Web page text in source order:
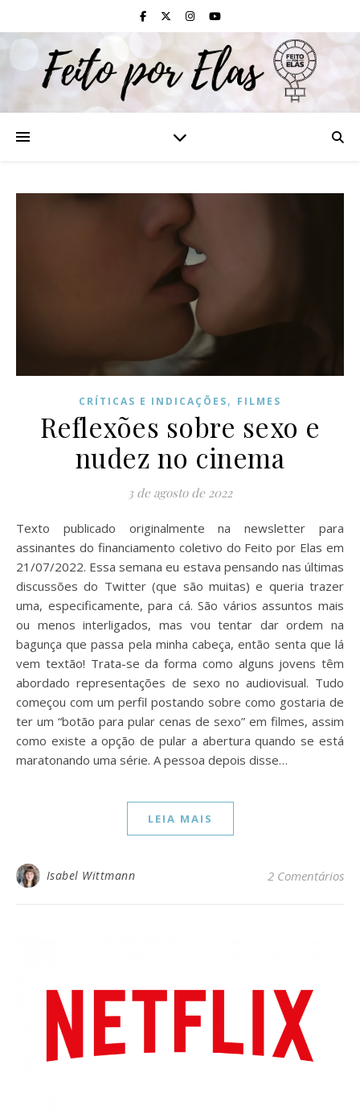
CRÍTICAS E INDICAÇÕES, FILMES
Reflexões sobre sexo e
nudez no cinema
3 de agosto de 2022
Texto publicado originalmente na newsletter para
assinantes do financiamento coletivo do Feito por Elas em
21/07/2022. Essa semana eu estava pensando nas últimas
discussões do Twitter (que são muitas) e queria trazer
uma, especificamente, para cá. São vários assuntos mais
ou menos interligados, mas vou tentar dar ordem na
bagunça que passa pela minha cabeça, então senta que lá
vem textão! Trata-se da forma como alguns jovens têm
abordado representações de sexo no audiovisual. Tudo
começou com um perfil postando sobre como gostaria de
ter um “botão para pular cenas de sexo” em filmes, assim
como existe a opção de pular a abertura quando se está
maratonando uma série. A pessoa depois disse…
LEIA MAIS
Isabel Wittmann 2 Comentários